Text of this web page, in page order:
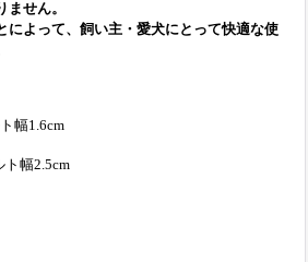
せん。
によって、飼い主・愛犬にとって快適な使
幅1.6cm
幅2.5cm